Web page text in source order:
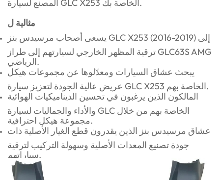
مثالية ل
يسعى أصحاب مرسيدس بنز GLC X253 (2016-2019) إلى
ترقية المظهر الخارجي لسيارتهم إلى طراز GLC63S AMG
الرياضي.
يبحث عشاق السيارات ومعدّلوها عن مجموعات هيكل
المالكون الذين يرغبون في تحسين الديناميكيات الهوائية
والأداء والجماليات لسيارة GLC الخاصة بهم من خلال
مجموعة هيكل احترافية.
عشاق مرسيدس بنز الذين يقدرون قطع الغيار الأصلية ذات
جودة تصنيع المعدات الأصلية وسهولة التركيب لترقية